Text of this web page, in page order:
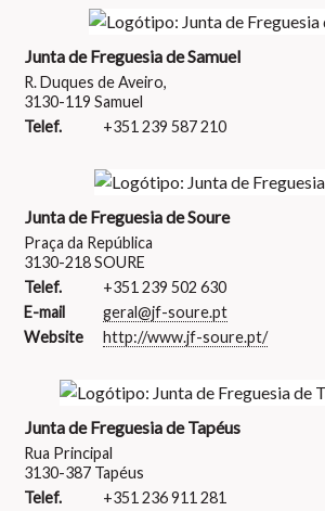
Junta de Freguesia de Samuel
R. Duques de Aveiro,
3130-119 Samuel
Telef.
+351 239 587 210
Junta de Freguesia de Soure
Praça da República
3130-218 SOURE
Telef.
+351 239 502 630
E-mail
geral@jf-soure.pt
Website
http://www.jf-soure.pt/
Junta de Freguesia de Tapéus
Rua Principal
3130-387 Tapéus
Telef.
+351 236 911 281